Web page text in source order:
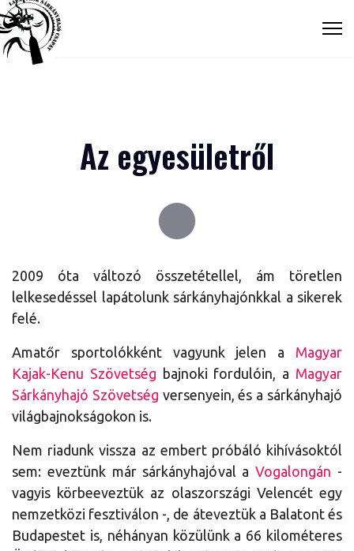
Az egyesületről
2009 óta változó összetétellel, ám töretlen
lelkesedéssel lapátolunk sárkányhajónkkal a sikerek
felé.
Amatőr sportolókként vagyunk jelen a Magyar
Kajak-Kenu Szövetség bajnoki fordulóin, a Magyar
Sárkányhajó Szövetség versenyein, és a sárkányhajó
világbajnokságokon is.
Nem riadunk vissza az embert próbáló kihívásoktól
sem: eveztünk már sárkányhajóval aVogalongán -
vagyis körbeeveztük az olaszországi Velencét egy
nemzetközi fesztiválon -, de áteveztük a Balatont és
Budapestet is, néhányan közülünk a 66 kilométeres